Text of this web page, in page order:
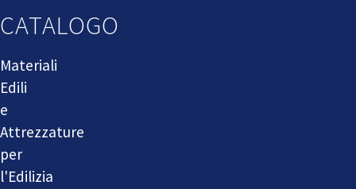
CATALOGO
Materiali
Edili
e
Attrezzature
per
l'Edilizia